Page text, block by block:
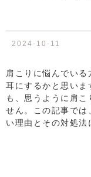
2024-10-11
肩こりに悩んでいる
耳にするかと思いま
も、思うように肩
せん。この記事では
い理由とその対処法